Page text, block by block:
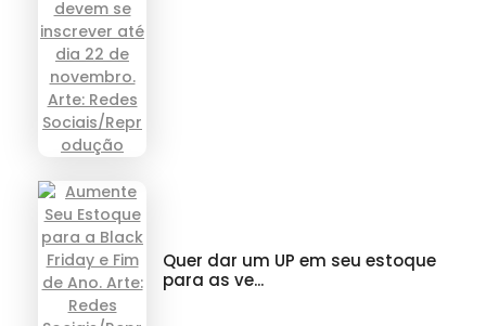
Quer dar um UP em seu estoque
para as ve...